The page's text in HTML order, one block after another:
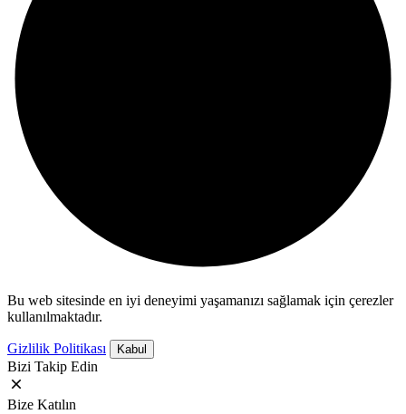
Bu web sitesinde en iyi deneyimi yaşamanızı sağlamak için çerezler
kullanılmaktadır.
Gizlilik Politikası Kabul
Bizi Takip Edin
Bize Katılın